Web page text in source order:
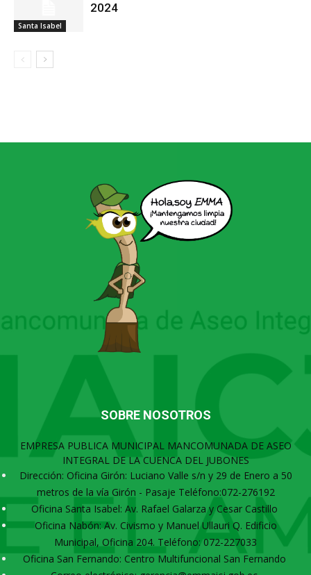
Santa Isabel
2024
SOBRE NOSOTROS
EMPRESA PUBLICA MUNICIPAL MANCOMUNADA DE ASEO
INTEGRAL DE LA CUENCA DEL JUBONES
Dirección: Oficina Girón: Luciano Valle s/n y 29 de Enero a 50
metros de la vía Girón - Pasaje Teléfono:072-276192
Oficina Santa Isabel: Av. Rafael Galarza y Cesar Castillo
Oficina Nabón: Av. Civismo y Manuel Ullauri Q. Edificio
Municipal, Oficina 204. Teléfono: 072-227033
Oficina San Fernando: Centro Multifuncional San Fernando